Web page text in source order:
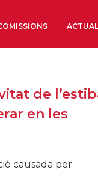
Òrgans de Govern
Òrgans Consultius
de
en les
causada per